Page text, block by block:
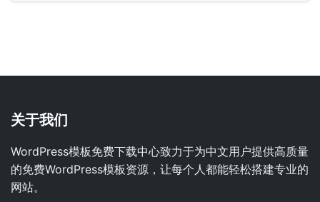
关于我们
WordPress模板免费下载中心致力于为中文用户提供高质量
的免费WordPress模板资源，让每个人都能轻松搭建专业的
网站。